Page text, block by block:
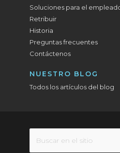
Soluciones para el
Retribuir
Historia
Preguntas frecuentes
Contáctenos
NUESTRO BLOG
Todos los artículos del blog